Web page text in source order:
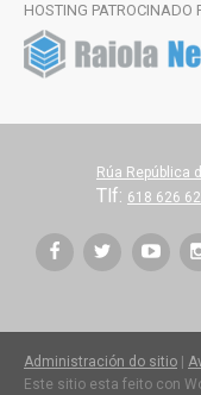
HOSTING PATROCINADO
Rúa República
Tlf: 618 626
Administración do sitio
Este sitio esta feito con